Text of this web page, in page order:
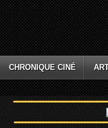
CHRONIQUE CINÉ